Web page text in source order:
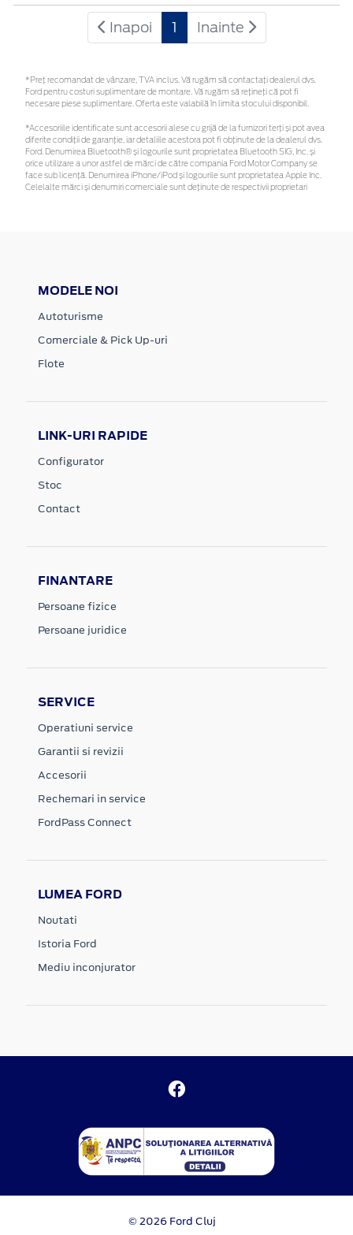
Inapoi 1 Inainte
*Preţ recomandat de vânzare, TVA inclus. Vă rugăm să contactaţi dealerul dvs.
Ford pentru costuri suplimentare de montare. Vă rugăm să rețineți că pot fi
necesare piese suplimentare. Oferta este valabilă în limita stocului disponibil.
*Accesoriile identificate sunt accesorii alese cu grijă de la furnizori terți și pot avea
diferite condiții de garanție, iar detaliile acestora pot fi obținute de la dealerul dvs.
Ford. Denumirea Bluetooth® și logourile sunt proprietatea Bluetooth SIG, Inc. și
orice utilizare a unor astfel de mărci de către compania Ford Motor Company se
face sub licență. Denumirea iPhone/iPod și logourile sunt proprietatea Apple Inc.
Celelalte mărci și denumiri comerciale sunt deținute de respectivii proprietari
MODELE NOI
Autoturisme
Comerciale & Pick Up-uri
Flote
LINK-URI RAPIDE
Configurator
Stoc
Contact
FINANTARE
Persoane fizice
Persoane juridice
SERVICE
Operatiuni service
Garantii si revizii
Accesorii
Rechemari in service
FordPass Connect
LUMEA FORD
Noutati
Istoria Ford
Mediu inconjurator
© 2026 Ford Cluj